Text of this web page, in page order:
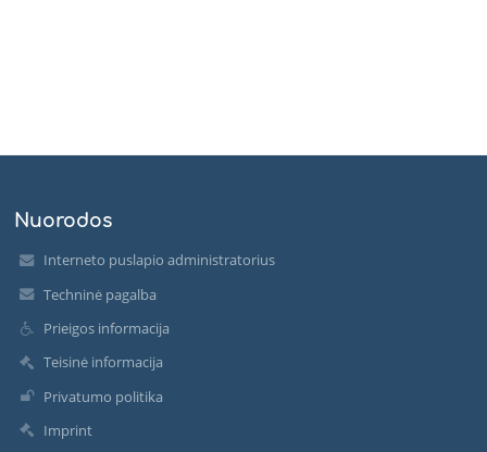
Nuorodos
Interneto puslapio administratorius
Techninė pagalba
Prieigos informacija
Teisinė informacija
Privatumo politika
Imprint